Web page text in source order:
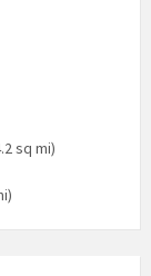
sq mi)